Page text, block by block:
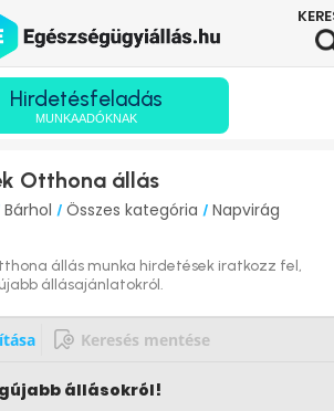
Hirdetésfeladás
MUNKAADÓKNAK
Otthona állás
Bárhol / Összes kategória / Napvirág
állás munka hirdetések iratkozz fel,
állásajánlatokról.
Keresés mentése
állásokról!